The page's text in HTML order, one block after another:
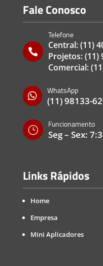
Fale Conosco

Telefone
Central:(11)
Projetos:(11)
Comercial:

WhatsApp
(11) 98133-
}
Funcionamento
Seg – Sex:
Links Rápidos
Home
Empresa
Mini Aplicadores